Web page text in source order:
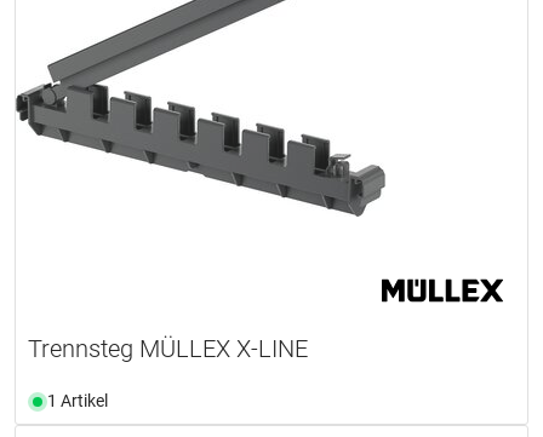
Trennsteg MÜLLEX X-LINE
1 Artikel